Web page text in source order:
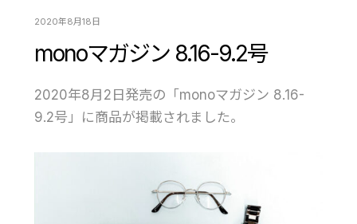
2020年8月18日
monoマガジン 8.16-9.2号
2020年8月2日発売の「monoマガジン 8.16-
9.2号」に商品が掲載されました。